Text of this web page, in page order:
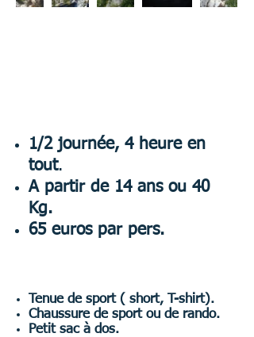
1/2 journée, 4 heure en
tout.
A partir de 14 ans ou 40
Kg.
65 euros par pers.
Tenue de sport ( short, T-shirt).
Chaussure de sport ou de rando.
Petit sac à dos.